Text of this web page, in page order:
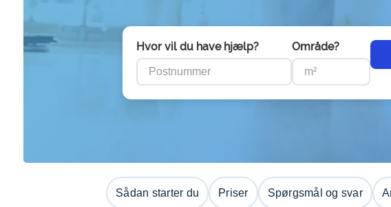
Hvor vil du have hjælp? Område?
Sådan starter du Priser Spørgsmål og svar